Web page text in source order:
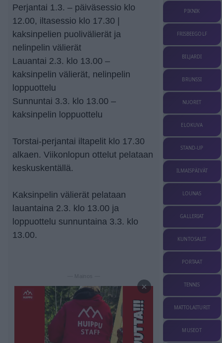
Perjantai 1.3. – päiväsessio klo
12.00, iltasessio klo 17.30 |
kaksinpelien puolivälierät ja
nelinpelin välierät
Lauantai 2.3. klo 13.00 –
kaksinpelin välierät, nelinpelin
loppuottelu
Sunnuntai 3.3. klo 13.00 –
kaksinpelin loppuottelu
Torstai-perjantai iltapelit klo 17.30
alkaen. Viikonlopun ottelut pelataan
keskuskentällä.
Kaksinpelin välierät pelataan
lauantaina 2.3. klo 13.00 ja
loppuottelu sunnuntaina 3.3. klo
13.00.
— Mainos —
×
PIKNIK
FRISBEEGOLF
BILJARDI
BRUNSSI
NUORET
ELOKUVA
STAND-UP
ILMAISPÄIVÄT
LOUNAS
GALLERIAT
KUNTOSALIT
PORTAAT
TENNIS
MATTOLAITURIT
MUSEOT